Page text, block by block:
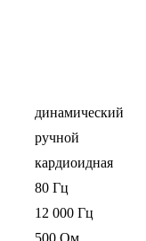
динамический
ручной
кардиоидная
80 Гц
12 000 Гц